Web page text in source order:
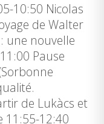
10:50 Nicolas
de Walter
une nouvelle
Pause
de Lukàcs et
11:55-12:40